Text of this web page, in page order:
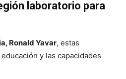
laboratorio para
Ronald Yavar, estas
y las capacidades